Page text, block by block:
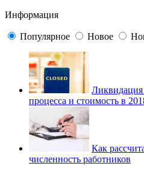
Информация
Популярное Новое
процесса и стоимость в
Как
численность работников